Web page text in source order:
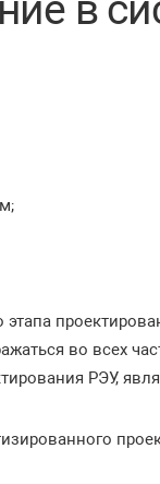
этапа
во всех
РЭУ,